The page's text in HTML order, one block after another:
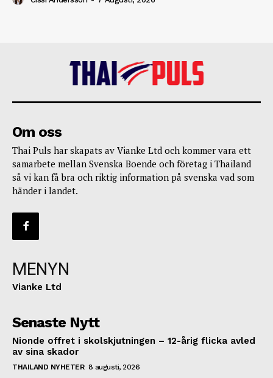
Om oss
Thai Puls har skapats av Vianke Ltd och kommer vara ett
samarbete mellan Svenska Boende och företag i Thailand
så vi kan få bra och riktig information på svenska vad som
händer i landet.
MENYN
Vianke Ltd
Senaste Nytt
Nionde offret i skolskjutningen – 12-årig flicka avled
av sina skador
THAILAND NYHETER 8 augusti, 2026